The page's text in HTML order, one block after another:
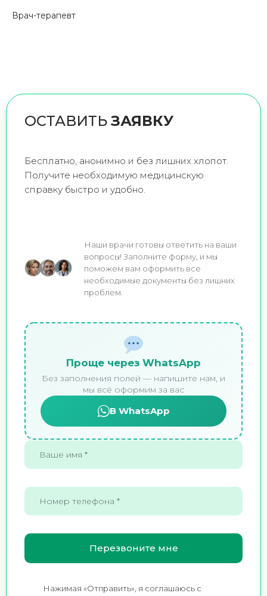
Врач-терапевт
ОСТАВИТЬ ЗАЯВКУ
Бесплатно, анонимно и без лишних хлопот.
Получите необходимую медицинскую
справку быстро и удобно.
Наши врачи готовы ответить на ваши
вопросы! Заполните форму, и мы
поможем вам оформить все
необходимые документы без лишних
проблем.
Проще через WhatsApp
Без заполнения полей — напишите нам, и
мы всё оформим за вас
В WhatsApp
Нажимая «Отправить», я соглашаюсь c